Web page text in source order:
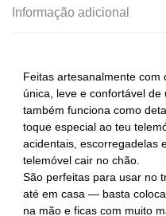
Informação adicional
Feitas artesanalmente com
única, leve e confortável
também funciona como
toque especial ao teu
acidentais, escorregadelas
telemóvel cair no chão.
São perfeitas para usar no
até em casa — basta
na mão e ficas com muito